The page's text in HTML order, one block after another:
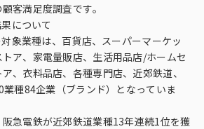
シティへの取り組み
ア掲載
サービス
客満足度調査です。
について
象業種は、百貨店、スーパーマーケッ
ア、家電量販店、生活用品店/ホームセ
、衣料品店、各種専門店、近郊鉄道、
種84企業（ブランド）となっていま
急電鉄が近郊鉄道業種13年連続1位を獲